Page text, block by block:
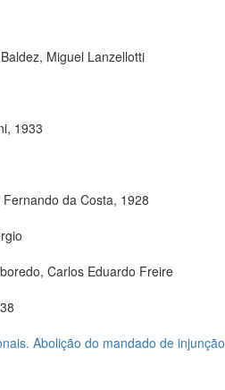
Miguel Lanzellotti
1933
da Costa, 1928
Carlos Eduardo Freire
Abolição do mandado de injunção